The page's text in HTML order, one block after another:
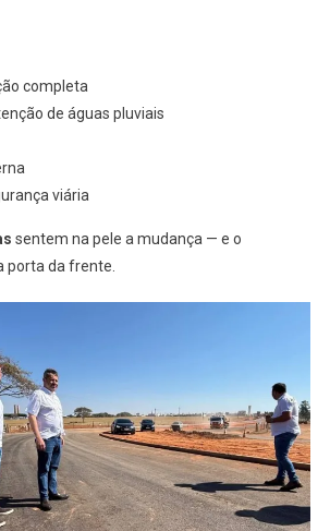
completa
de águas pluviais
viária
sentem na pele a mudança — e o
porta da frente.